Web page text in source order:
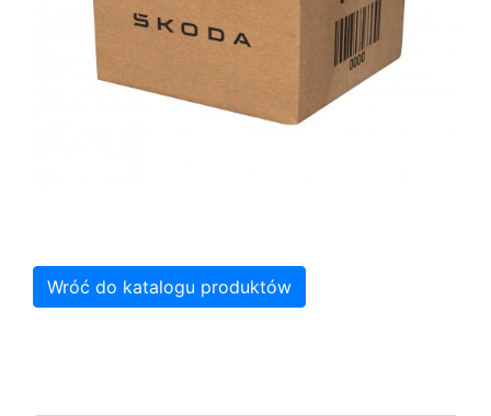
Wróć do katalogu produktów